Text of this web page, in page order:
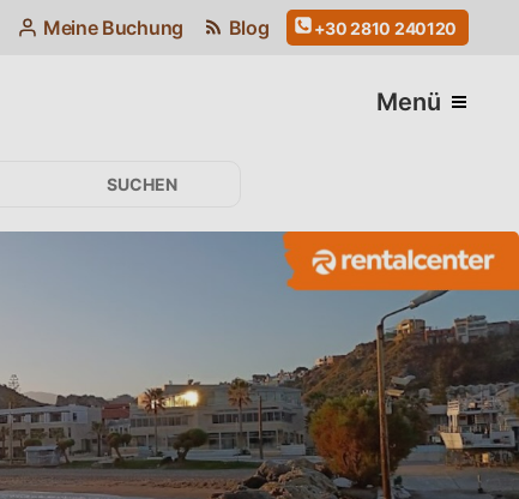
Meine Buchung Blog +30 2810 240120
Menü